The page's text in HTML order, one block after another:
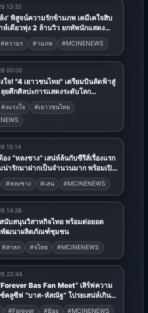
13:32
ล้ง’ พิสูจน์ความรักข้ามภพ เคมีเคใจสิบ
วพุ่ง 2 ล้านวิว ยกทัพนักแสดง
ส์พหุจักรวาล ‘บุพเพสันนิวาส’ ดีเดย์ อีพี
ค.นี้
#ความร #ามภพ #MCINENEWS
00:00
ใจ! "4 เยาวชนไทย" เตรียมบินลัดฟ้าสู่
ลุยศึกศิลปะการแสดงระดับโลก
2026
#งแรงใจ
#เยาวชนไทย
15:14
ง “หลงชาง” เสน่ห์ล้นกับซีรีส์เรื่องแรก
ารักมาฝากเป็นจำนวนมาก พร้อมเปิด
#หลงชาง #เสน #MCINENEWS
14:38
นับสนุนวิสาหกิจไทย พร้อมต่อยอด
พัฒนาผลิตภัณฑ์ชุมชน
#สาหก #จไทย #MCINENEWS
22:44
Bas Fan Meet” เสิร์ฟความ
ฐ” โปรยเสน่ห์เกิน
ความฟินจัดเต็ม!
#Forever #Bas #MCINENEWS